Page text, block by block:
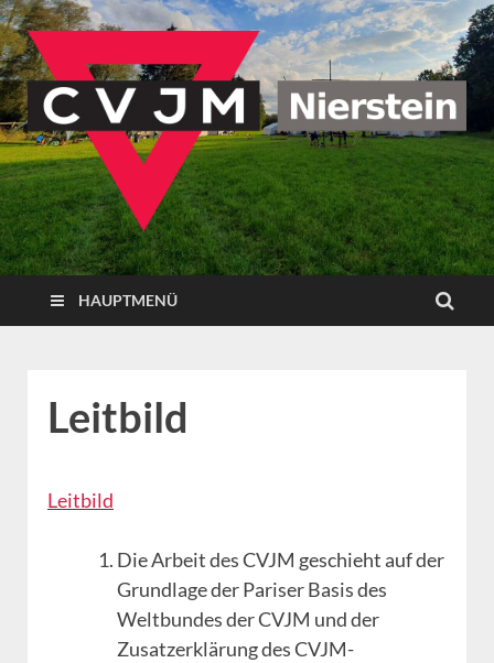
CVJM Nierstein
HAUPTMENÜ
Leitbild
Leitbild
Die Arbeit des CVJM geschieht auf der
Grundlage der Pariser Basis des
Weltbundes der CVJM und der
Zusatzerklärung des CVJM-